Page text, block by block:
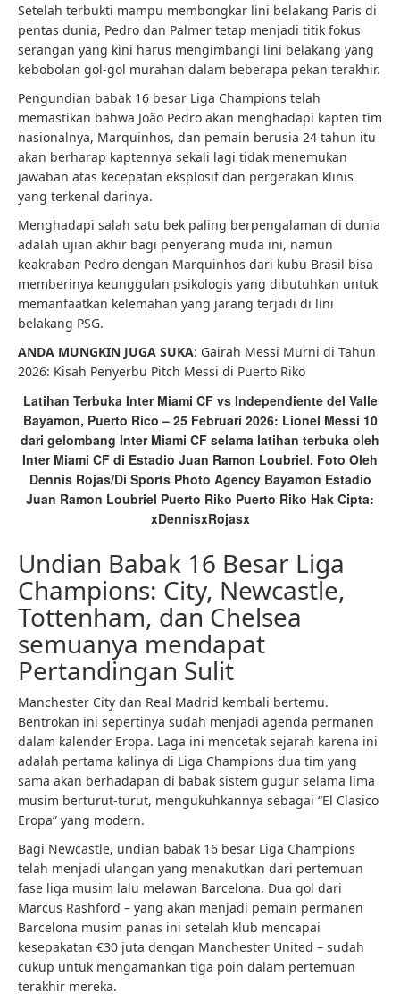
Setelah terbukti mampu membongkar lini belakang Paris di
pentas dunia, Pedro dan Palmer tetap menjadi titik fokus
serangan yang kini harus mengimbangi lini belakang yang
kebobolan gol-gol murahan dalam beberapa pekan terakhir.
Pengundian babak 16 besar Liga Champions telah
memastikan bahwa João Pedro akan menghadapi kapten tim
nasionalnya, Marquinhos, dan pemain berusia 24 tahun itu
akan berharap kaptennya sekali lagi tidak menemukan
jawaban atas kecepatan eksplosif dan pergerakan klinis
yang terkenal darinya.
Menghadapi salah satu bek paling berpengalaman di dunia
adalah ujian akhir bagi penyerang muda ini, namun
keakraban Pedro dengan Marquinhos dari kubu Brasil bisa
memberinya keunggulan psikologis yang dibutuhkan untuk
memanfaatkan kelemahan yang jarang terjadi di lini
belakang PSG.
ANDA MUNGKIN JUGA SUKA: Gairah Messi Murni di Tahun
2026: Kisah Penyerbu Pitch Messi di Puerto Riko
Latihan Terbuka Inter Miami CF vs Independiente del Valle
Bayamon, Puerto Rico – 25 Februari 2026: Lionel Messi 10
dari gelombang Inter Miami CF selama latihan terbuka oleh
Inter Miami CF di Estadio Juan Ramon Loubriel. Foto Oleh
Dennis Rojas/Di Sports Photo Agency Bayamon Estadio
Juan Ramon Loubriel Puerto Riko Puerto Riko Hak Cipta:
xDennisxRojasx
Undian Babak 16 Besar Liga
Champions: City, Newcastle,
Tottenham, dan Chelsea
semuanya mendapat
Pertandingan Sulit
Manchester City dan Real Madrid kembali bertemu.
Bentrokan ini sepertinya sudah menjadi agenda permanen
dalam kalender Eropa. Laga ini mencetak sejarah karena ini
adalah pertama kalinya di Liga Champions dua tim yang
sama akan berhadapan di babak sistem gugur selama lima
musim berturut-turut, mengukuhkannya sebagai “El Clasico
Eropa” yang modern.
Bagi Newcastle, undian babak 16 besar Liga Champions
telah menjadi ulangan yang menakutkan dari pertemuan
fase liga musim lalu melawan Barcelona. Dua gol dari
Marcus Rashford – yang akan menjadi pemain permanen
Barcelona musim panas ini setelah klub mencapai
kesepakatan €30 juta dengan Manchester United – sudah
cukup untuk mengamankan tiga poin dalam pertemuan
terakhir mereka.